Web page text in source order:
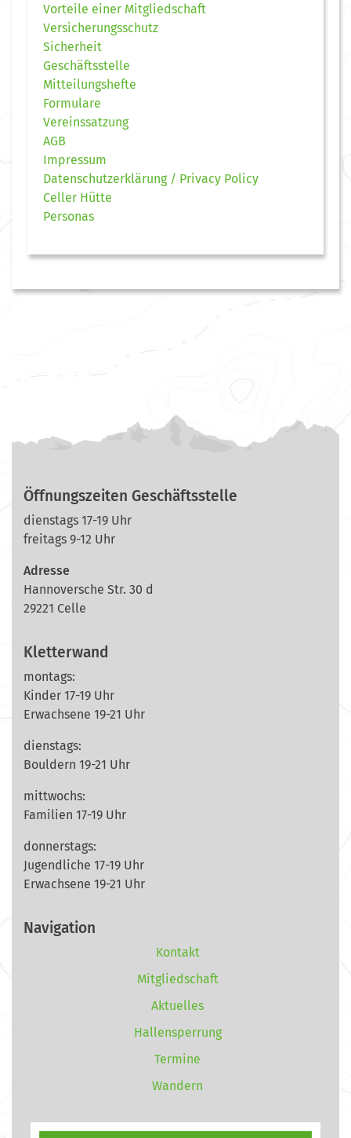
Vorteile einer Mitgliedschaft
Versicherungsschutz
Sicherheit
Geschäftsstelle
Mitteilungshefte
Formulare
Vereinssatzung
AGB
Impressum
Datenschutzerklärung / Privacy Policy
Celler Hütte
Personas
Öffnungszeiten Geschäftsstelle
dienstags 17-19 Uhr
freitags 9-12 Uhr
Adresse
Hannoversche Str. 30 d
29221 Celle
Kletterwand
montags:
Kinder 17-19 Uhr
Erwachsene 19-21 Uhr
dienstags:
Bouldern 19-21 Uhr
mittwochs:
Familien 17-19 Uhr
donnerstags:
Jugendliche 17-19 Uhr
Erwachsene 19-21 Uhr
Navigation
Kontakt
Mitgliedschaft
Aktuelles
Hallensperrung
Termine
Wandern